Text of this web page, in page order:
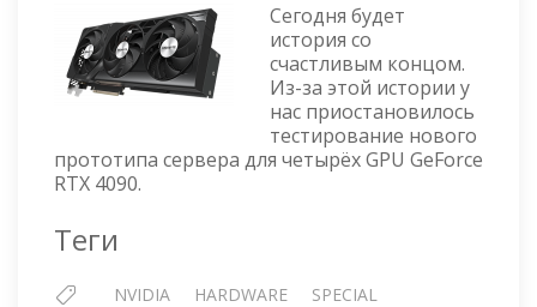
ЧЕТЫРЁХ
GPU
GEFORCE
RTX
4090
—
ДИАГНОСТИКА
Сегодня будет
история со
счастливым концом.
Из-за этой истории у
нас приостановилось
тестирование нового
прототипа сервера для четырёх GPU GeForce
RTX 4090.
Теги
NVIDIA HARDWARE SPECIAL